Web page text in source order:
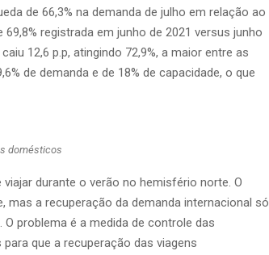
de 66,3% na demanda de julho em relação ao
registrada em junho de 2021 versus junho
12,6 p.p, atingindo 72,9%, a maior entre as
de demanda e de 18% de capacidade, o que
domésticos
durante o verão no hemisfério norte. O
a recuperação da demanda internacional só
problema é a medida de controle das
que a recuperação das viagens